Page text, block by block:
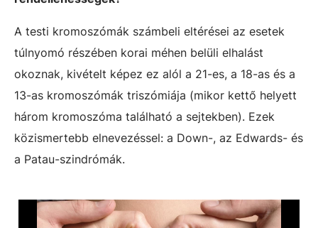
A testi kromoszómák számbeli eltérései az esetek
túlnyomó részében korai méhen belüli elhalást
okoznak, kivételt képez ez alól a 21-es, a 18-as és a
13-as kromoszómák triszómiája (mikor kettő helyett
három kromoszóma található a sejtekben). Ezek
közismertebb elnevezéssel: a Down-, az Edwards- és
a Patau-szindrómák.